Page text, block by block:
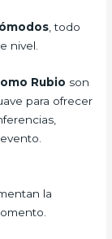
, todo
nivel.
Rubio son
para ofrecer
la